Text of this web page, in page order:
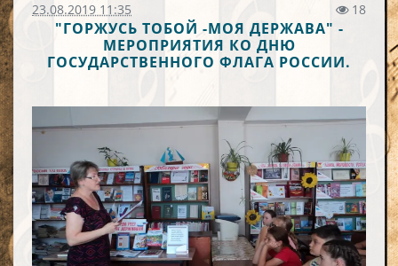
23.08.2019 11:35 18
"ГОРЖУСЬ ТОБОЙ -МОЯ ДЕРЖАВА" -
МЕРОПРИЯТИЯ КО ДНЮ
ГОСУДАРСТВЕННОГО ФЛАГА РОССИИ.